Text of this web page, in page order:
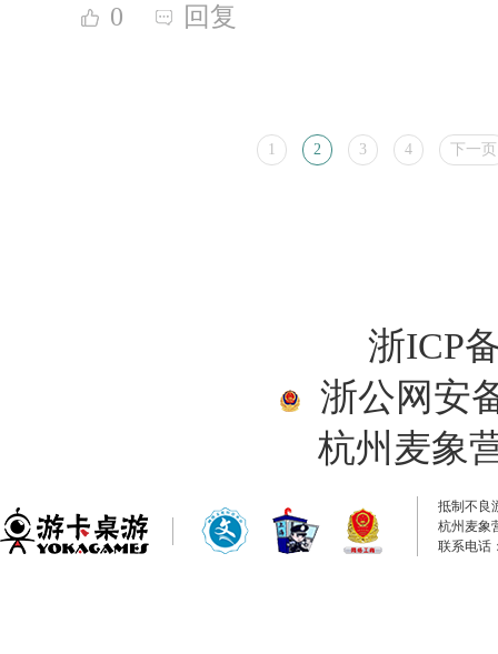
0 回复
1 2 3 4 下一页
浙ICP
浙公网安
杭州麦象
抵制不良
杭州麦象
联系电话